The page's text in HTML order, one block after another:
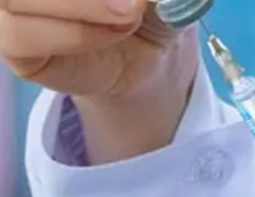
ECONOMIA E LAVORO
EVENTI
SPORT